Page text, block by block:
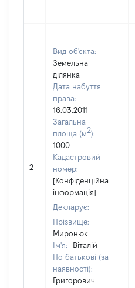
2
Вид об'єкта:
Земельна
ділянка
Дата набуття
права:
16.03.2011
Загальна
площа (м2):
1000
Кадастровий
номер:
[Конфіденційна
інформація]
Декларує:
Прізвище:
Миронюк
Ім'я:
Віталій
По батькові (за
наявності):
Григорович